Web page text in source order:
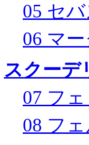
05 セ
06 マ
スクーデ
07 フ
08 フ